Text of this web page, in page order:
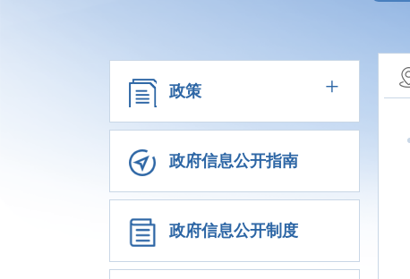
政策 +
政府信息公开指南
政府信息公开制度